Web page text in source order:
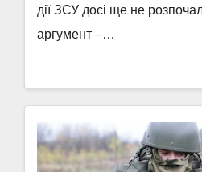
дії ЗСУ досі ще не
аргумент –…